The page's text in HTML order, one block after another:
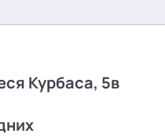
Курбаса, 5в